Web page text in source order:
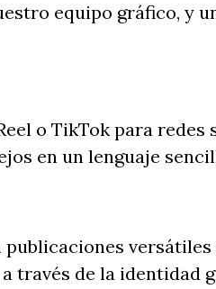
equipo gráfico, y
o TikTok para redes
en un lenguaje
través de la identidad